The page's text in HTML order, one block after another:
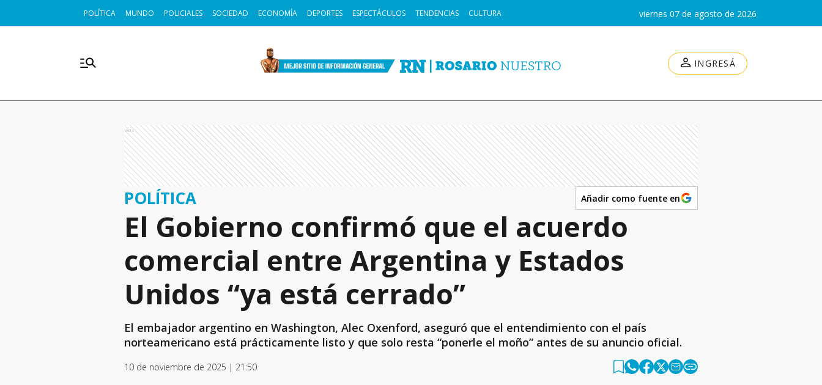
POLÍTICA MUNDO POLICIALES SOCIEDAD ECONOMÍA DEPORTES ESPECTÁCULOS TENDENCIAS CULTURA viernes 07 de agosto de 2026
INGRESÁ
Ads
POLÍTICA Añadir como fuente en
El Gobierno confirmó que el acuerdo
comercial entre Argentina y Estados
Unidos “ya está cerrado”
El embajador argentino en Washington, Alec Oxenford, aseguró que el entendimiento con el país
norteamericano está prácticamente listo y que solo resta “ponerle el moño” antes de su anuncio oficial.
10 de noviembre de 2025 | 21:50